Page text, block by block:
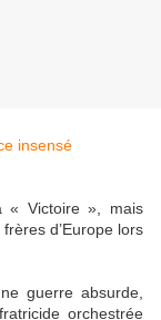
« Victoire », mais
d’Europe lors
guerre absurde,
orchestrée